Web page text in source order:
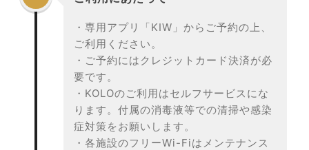
・専用アプリ「KIW」からご予約の上、
ご利用ください。
・ご予約にはクレジットカード決済が必
要です。
・KOLOのご利用はセルフサービスにな
ります。付属の消毒液等での清掃や感染
症対策をお願いします。
・各施設のフリーWi-Fiはメンテナンス